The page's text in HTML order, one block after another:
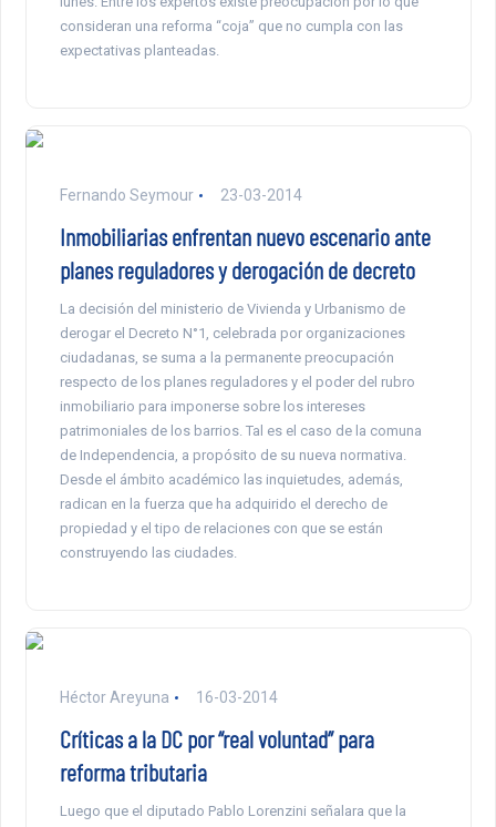
consideran una reforma “coja” que no cumpla con las
expectativas planteadas.
Fernando Seymour 23-03-2014
Inmobiliarias enfrentan nuevo escenario ante
planes reguladores y derogación de decreto
La decisión del ministerio de Vivienda y Urbanismo de
derogar el Decreto N°1, celebrada por organizaciones
ciudadanas, se suma a la permanente preocupación
respecto de los planes reguladores y el poder del rubro
inmobiliario para imponerse sobre los intereses
patrimoniales de los barrios. Tal es el caso de la comuna
de Independencia, a propósito de su nueva normativa.
Desde el ámbito académico las inquietudes, además,
radican en la fuerza que ha adquirido el derecho de
propiedad y el tipo de relaciones con que se están
construyendo las ciudades.
Héctor Areyuna 16-03-2014
Críticas a la DC por “real voluntad” para
reforma tributaria
Luego que el diputado Pablo Lorenzini señalara que la